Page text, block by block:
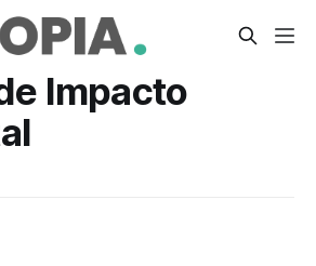
Impacto